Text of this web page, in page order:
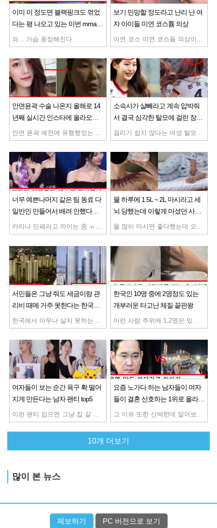
이미 이 정도면 블랙핑크도 꺾었
다는 평 나오고 있는 이번 mma
르세라핌 충격 무대
와... 가슴 웅장해진다
보기 민망할 정도라고 난리 난 여
자 아이들 미연 코스튬 의상
안면윤곽 수술 나온지 올해로 14
년째 실시간 인스타에 올라오고
있는 안면윤곽러들 심각한 상황
소속사가 살빼라고 계속 압박줘
서 결국 심각한 탈모에 걸린 장원
영 현재 상태
너무 예쁜나머지 같은 팀 동료 다
일반인 만들어서 배려 안했다고
욕 먹고 있는 카리나
카리나 민폐라고 까이는 중 ㅠㅠ 비교하기는 싫은데 압도적이네 카리나 팬한다
물 하루에 1.5L ~ 2L 마시라고 세
뇌 당했는데 이렇게 마셨던 사람
들 부작용 속출중 ㄷㄷ
물 많이 마시면 좋다했는데 오히려 건강 해치고 있었음 물 많이 마시면 오히려 독이였네
서민들은 그냥 줘도 세금이랑 관
리비 때메 거주 못한다는 한국에
서 가장 비싼 아파트 top15
한국인 10명 중에 2명정도 있는
개부러운 타고난 체질 끝판왕
여자들이 보는 순간 욕구 확 떨어
지게 만든다는 남자 팬티 top5
요즘 노가다 하는 남자들이 여자
들이 결혼 선호하는 1위로 올라선
이유
10개 더보기
많이 본 뉴스
제보하기 PC 버전으로 보기